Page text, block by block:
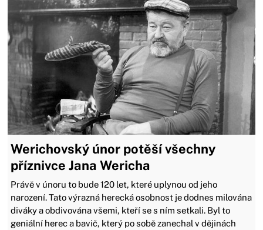
Werichovský únor potěší všechny
příznivce Jana Wericha
Právě v únoru to bude 120 let, které uplynou od jeho
narození. Tato výrazná herecká osobnost je dodnes milována
diváky a obdivována všemi, kteří se s ním setkali. Byl to
geniální herec a bavič, který po sobě zanechal v dějinách